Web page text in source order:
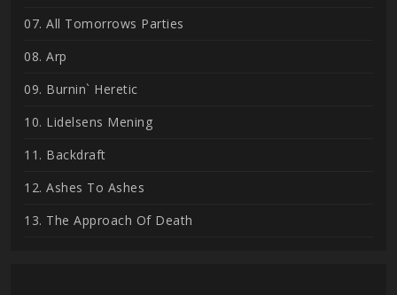
07. All Tomorrows Parties
08. Arp
09. Burnin` Heretic
10. Lidelsens Mening
11. Backdraft
12. Ashes To Ashes
13. The Approach Of Death